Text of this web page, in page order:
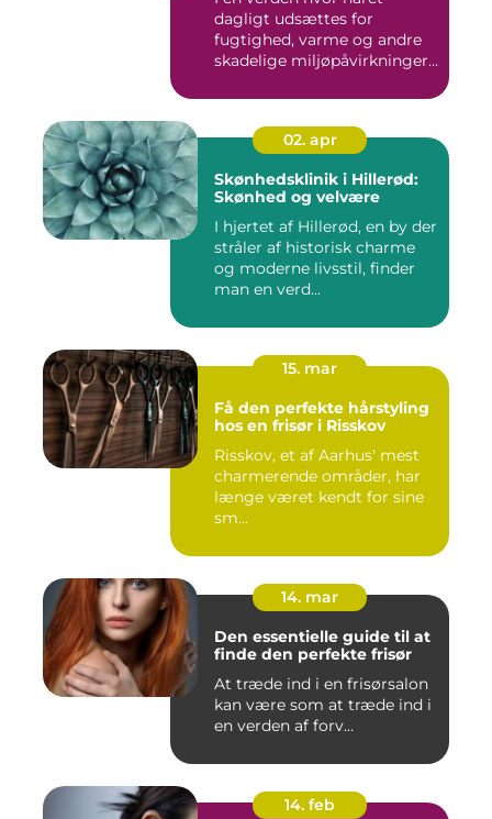
dagligt udsættes for
fugtighed, varme og andre
skadelige miljøpåvirkninger,
02. apr
Skønhedsklinik i Hillerød:
Skønhed og velvære
I hjertet af Hillerød, en by der
stråler af historisk charme
og moderne livsstil, finder
man en verd...
15. mar
Få den perfekte hårstyling
hos en frisør i Risskov
Risskov, et af Aarhus' mest
charmerende områder, har
længe været kendt for sine
sm...
14. mar
Den essentielle guide til at
finde den perfekte frisør
At træde ind i en frisørsalon
kan være som at træde ind i
en verden af forv...
14. feb